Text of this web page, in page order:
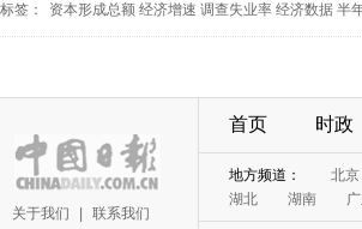
标签： 资本形成总额 经济增速 调查失业率 经济数据 半
关于我们 联系我们
首页 时政
地方频道： 北京
湖北
湖南